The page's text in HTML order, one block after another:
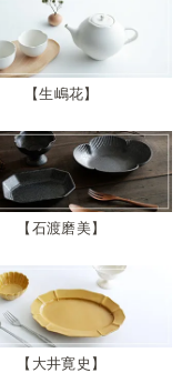
生嶋花
石渡磨美
大井寛史